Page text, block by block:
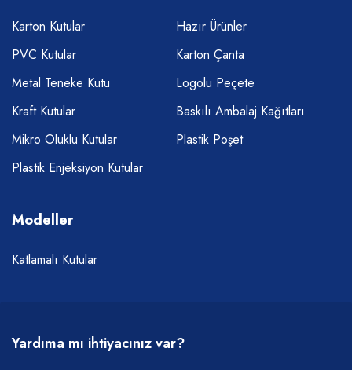
Karton Kutular
PVC Kutular
Metal Teneke Kutu
Kraft Kutular
Mikro Oluklu Kutular
Plastik Enjeksiyon Kutular
Hazır Ürünler
Karton Çanta
Logolu Peçete
Baskılı Ambalaj Kağıtları
Plastik Poşet
Modeller
Katlamalı Kutular
Yardıma mı ihtiyacınız var?